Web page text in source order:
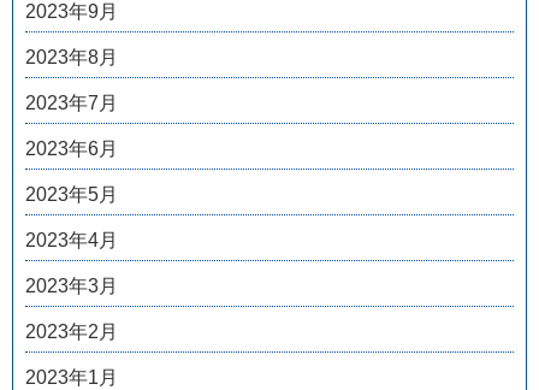
2023年9月
2023年8月
2023年7月
2023年6月
2023年5月
2023年4月
2023年3月
2023年2月
2023年1月